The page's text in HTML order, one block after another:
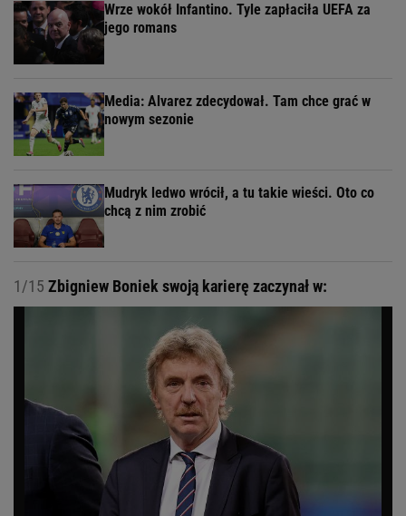
Wrze wokół Infantino. Tyle zapłaciła UEFA za
jego romans
Media: Alvarez zdecydował. Tam chce grać w
nowym sezonie
Mudryk ledwo wrócił, a tu takie wieści. Oto co
chcą z nim zrobić
1/15 Zbigniew Boniek swoją karierę zaczynał w: